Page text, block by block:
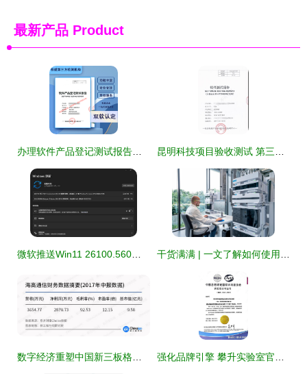
最新产品 Product